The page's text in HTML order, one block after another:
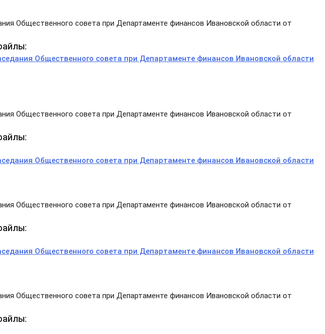
Общественного совета при Департаменте финансов Ивановской области от
Общественного совета при Департаменте финансов Ивановской области
Общественного совета при Департаменте финансов Ивановской области от
Общественного совета при Департаменте финансов Ивановской области
Общественного совета при Департаменте финансов Ивановской области от
Общественного совета при Департаменте финансов Ивановской области
Общественного совета при Департаменте финансов Ивановской области от